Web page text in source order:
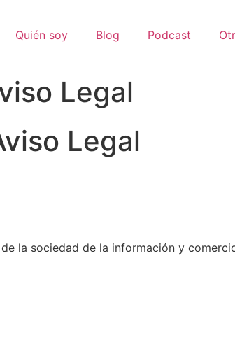
Quién soy Blog Podcast
Legal
Legal
la sociedad de la información y